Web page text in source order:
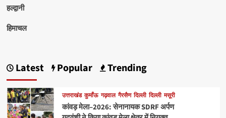
हल्द्वानी
हिमाचल
Latest Popular Trending
उत्तराखंड कुमाँऊ गढ़वाल गैरसैण दिल्ली दिल्ली मसूरी
कांवड़ मेला–2026: सेनानायक SDRF अर्पण